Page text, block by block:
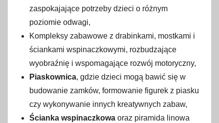
zaspokajające potrzeby dzieci o różnym
poziomie odwagi,
Kompleksy zabawowe z drabinkami, mostkami i
ściankami wspinaczkowymi, rozbudzające
wyobraźnię i wspomagające rozwój motoryczny,
Piaskownica, gdzie dzieci mogą bawić się w
budowanie zamków, formowanie figurek z piasku
czy wykonywanie innych kreatywnych zabaw,
Ścianka wspinaczkowa oraz piramida linowa